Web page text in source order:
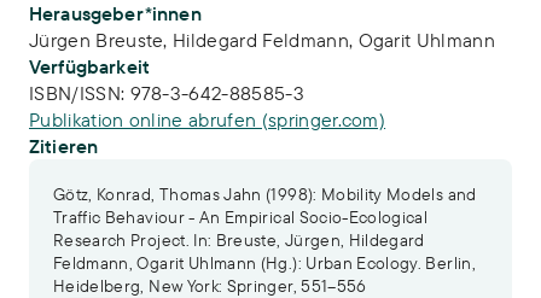
Herausgeber*innen
Jürgen Breuste, Hildegard Feldmann, Ogarit Uhlmann
Verfügbarkeit
ISBN/ISSN: 978-3-642-88585-3
Publikation online abrufen (springer.com)
Zitieren
Götz, Konrad, Thomas Jahn (1998): Mobility Models and
Traffic Behaviour - An Empirical Socio-Ecological
Research Project. In: Breuste, Jürgen, Hildegard
Feldmann, Ogarit Uhlmann (Hg.): Urban Ecology. Berlin,
Heidelberg, New York: Springer, 551–556